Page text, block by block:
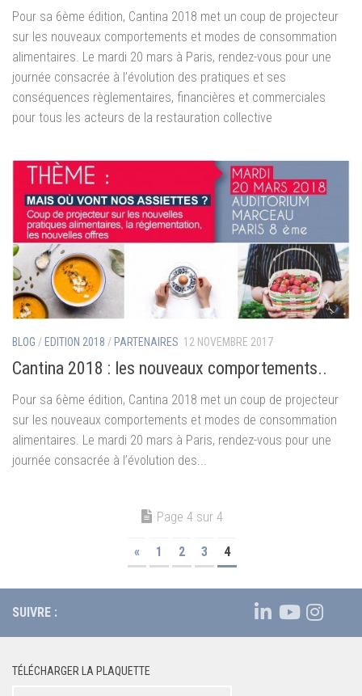
Pour sa 6ème édition, Cantina 2018 met un coup de projecteur
sur les nouveaux comportements et modes de consommation
alimentaires. Le mardi 20 mars à Paris, rendez-vous pour une
journée consacrée à l’évolution des pratiques et ses
conséquences règlementaires, financières et commerciales
pour tous les acteurs de la restauration collective
BLOG / EDITION 2018 / PARTENAIRES 12 NOVEMBRE 2017
Cantina 2018 : les nouveaux comportements..
Pour sa 6ème édition, Cantina 2018 met un coup de projecteur
sur les nouveaux comportements et modes de consommation
alimentaires. Le mardi 20 mars à Paris, rendez-vous pour une
journée consacrée à l’évolution des...
Page 4 sur 4
« 1 2 3 4
SUIVRE :
TÉLÉCHARGER LA PLAQUETTE